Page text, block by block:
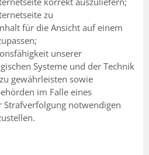
zu
für die Ansicht auf einem
unserer
Systeme und der Technik
gewährleisten sowie
im Falle eines
Strafverfolgung notwendigen